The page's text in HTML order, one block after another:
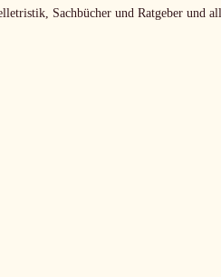
Sachbücher und Ratgeber und